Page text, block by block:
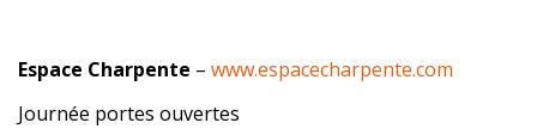
Espace Charpente – www.espacecharpente.com
Journée portes ouvertes